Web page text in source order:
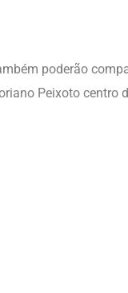
poderão
Peixoto centro